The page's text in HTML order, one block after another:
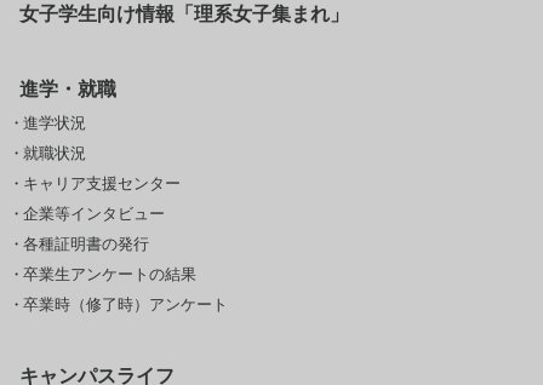
女子学生向け情報「理系女子集まれ」
進学・就職
進学状況
就職状況
キャリア支援センター
企業等インタビュー
各種証明書の発行
卒業生アンケートの結果
卒業時（修了時）アンケート
キャンパスライフ